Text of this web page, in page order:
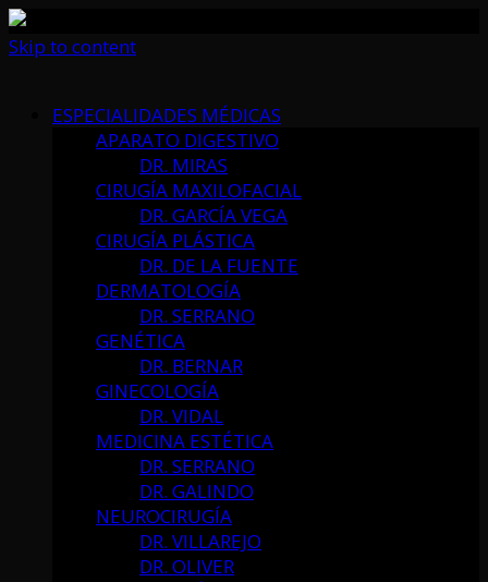
Skip to content
ESPECIALIDADES MÉDICAS
APARATO DIGESTIVO
DR. MIRAS
CIRUGÍA MAXILOFACIAL
DR. GARCÍA VEGA
CIRUGÍA PLÁSTICA
DR. DE LA FUENTE
DERMATOLOGÍA
DR. SERRANO
GENÉTICA
DR. BERNAR
GINECOLOGÍA
DR. VIDAL
MEDICINA ESTÉTICA
DR. SERRANO
DR. GALINDO
NEUROCIRUGÍA
DR. VILLAREJO
DR. OLIVER